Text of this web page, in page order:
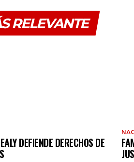
RELEVANTE
DEFIENDE DERECHOS DE